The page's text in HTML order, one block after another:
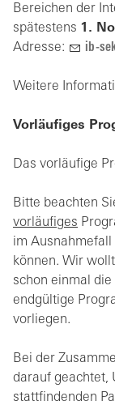
Bereichen der
spätestens 1.
Adresse:
ib-
Weitere
Vorläufiges
Das vorläufige
Bitte beachten
vorläufiges
im
können. Wir
schon einmal
endgültige
vorliegen.
Bei der
darauf geachtet,
stattfindenden